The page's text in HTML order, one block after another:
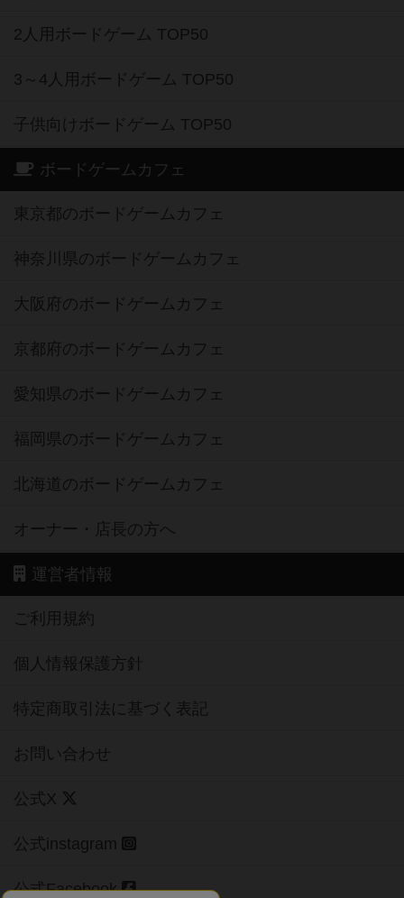
2人用ボードゲーム TOP50
3～4人用ボードゲーム TOP50
子供向けボードゲーム TOP50
ボードゲームカフェ
東京都のボードゲームカフェ
神奈川県のボードゲームカフェ
大阪府のボードゲームカフェ
京都府のボードゲームカフェ
愛知県のボードゲームカフェ
福岡県のボードゲームカフェ
北海道のボードゲームカフェ
オーナー・店長の方へ
運営者情報
ご利用規約
個人情報保護方針
特定商取引法に基づく表記
お問い合わせ
公式X
公式instagram
公式Facebook